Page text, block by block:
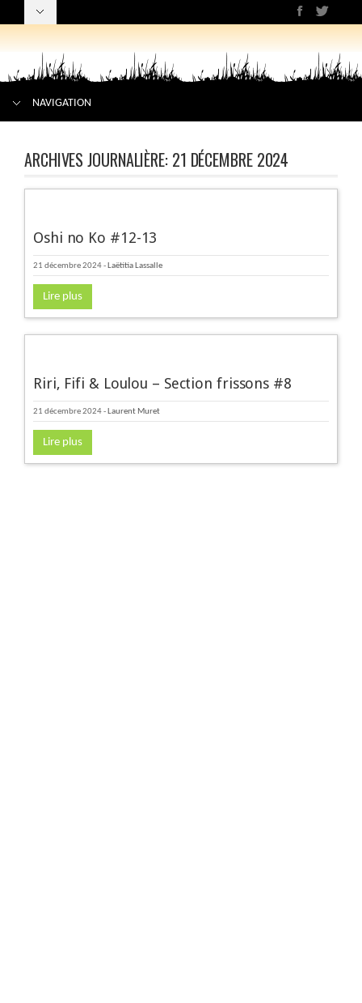
NAVIGATION
ARCHIVES JOURNALIÈRE: 21 DÉCEMBRE 2024
Oshi no Ko #12-13
21 décembre 2024- Laëtitia Lassalle
Lire plus
Riri, Fifi & Loulou – Section frissons #8
21 décembre 2024- Laurent Muret
Lire plus